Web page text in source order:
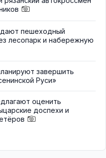
пешеходный
лесопарк и набережную
завершить
Руси»
оценить
доспехи и